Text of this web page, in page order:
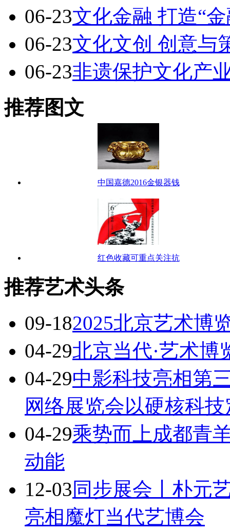
06-23文化金融 打造“
06-23文化文创 创意与
06-23非遗保护文化产
推荐图文
中国嘉德2016金银器钱
红色收藏可重点关注抗
推荐艺术头条
09-182025北京艺术博
04-29北京当代·艺术博
04-29中影科技亮相第
网络展览会以硬核科
04-29乘势而上成都青
动能
12-03同步展会丨朴元
亮相魔灯当代艺博会